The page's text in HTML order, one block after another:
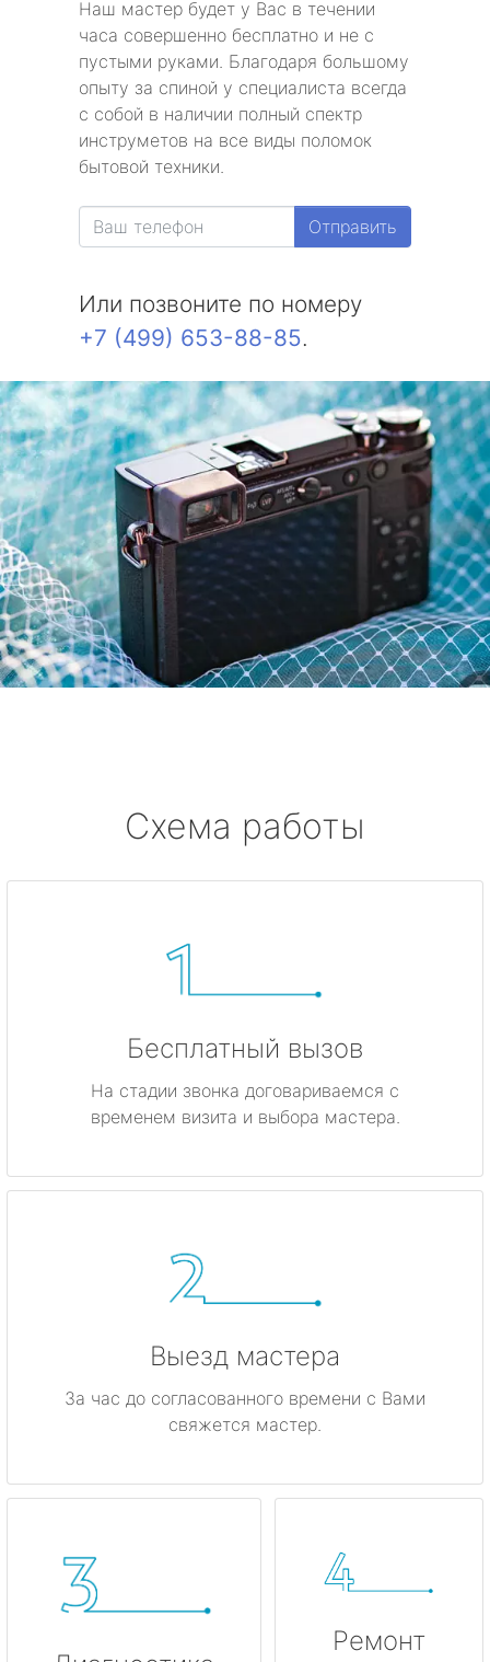
Наш мастер будет у Вас в течении
часа совершенно бесплатно и не с
пустыми руками. Благодаря большому
опыту за спиной у специалиста всегда
с собой в наличии полный спектр
инструметов на все виды поломок
бытовой техники.
Отправить
Или позвоните по номеру
+7 (499) 653-88-85.
Схема работы
Бесплатный вызов
На стадии звонка договариваемся с
временем визита и выбора мастера.
Выезд мастера
За час до согласованного времени с Вами
свяжется мастер.
Ремонт